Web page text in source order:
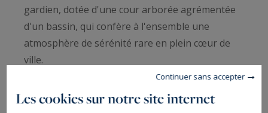
gardien, dotée d'une cour arborée agrémentée
d'un bassin, qui confère à l'ensemble une
atmosphère de sérénité rare en plein cœur de
ville.
Un hall bien proportionné avec son sol en
Les cookies sur notre site internet
Continuer sans accepter